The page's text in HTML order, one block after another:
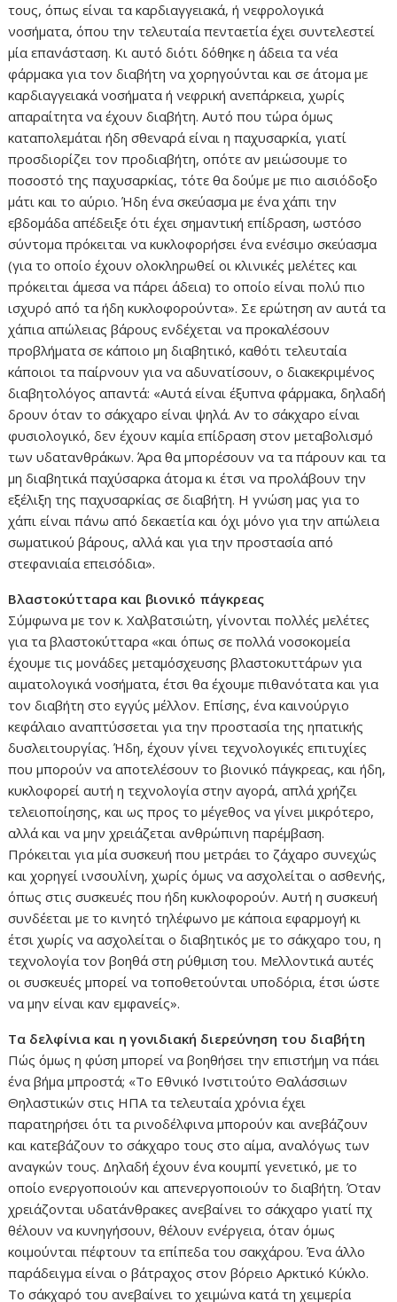
τους, όπως είναι τα καρδιαγγειακά, ή νεφρολογικά
νοσήματα, όπου την τελευταία πενταετία έχει συντελεστεί
μία επανάσταση. Κι αυτό διότι δόθηκε η άδεια τα νέα
φάρμακα για τον διαβήτη να χορηγούνται και σε άτομα με
καρδιαγγειακά νοσήματα ή νεφρική ανεπάρκεια, χωρίς
απαραίτητα να έχουν διαβήτη. Αυτό που τώρα όμως
καταπολεμάται ήδη σθεναρά είναι η παχυσαρκία, γιατί
προσδιορίζει τον προδιαβήτη, οπότε αν μειώσουμε το
ποσοστό της παχυσαρκίας, τότε θα δούμε με πιο αισιόδοξο
μάτι και το αύριο. Ήδη ένα σκεύασμα με ένα χάπι την
εβδομάδα απέδειξε ότι έχει σημαντική επίδραση, ωστόσο
σύντομα πρόκειται να κυκλοφορήσει ένα ενέσιμο σκεύασμα
(για το οποίο έχουν ολοκληρωθεί οι κλινικές μελέτες και
πρόκειται άμεσα να πάρει άδεια) το οποίο είναι πολύ πιο
ισχυρό από τα ήδη κυκλοφορούντα». Σε ερώτηση αν αυτά τα
χάπια απώλειας βάρους ενδέχεται να προκαλέσουν
προβλήματα σε κάποιο μη διαβητικό, καθότι τελευταία
κάποιοι τα παίρνουν για να αδυνατίσουν, ο διακεκριμένος
διαβητολόγος απαντά: «Αυτά είναι έξυπνα φάρμακα, δηλαδή
δρουν όταν το σάκχαρο είναι ψηλά. Αν το σάκχαρο είναι
φυσιολογικό, δεν έχουν καμία επίδραση στον μεταβολισμό
των υδατανθράκων. Άρα θα μπορέσουν να τα πάρουν και τα
μη διαβητικά παχύσαρκα άτομα κι έτσι να προλάβουν την
εξέλιξη της παχυσαρκίας σε διαβήτη. Η γνώση μας για το
χάπι είναι πάνω από δεκαετία και όχι μόνο για την απώλεια
σωματικού βάρους, αλλά και για την προστασία από
στεφανιαία επεισόδια».
Βλαστοκύτταρα και βιονικό πάγκρεας
Σύμφωνα με τον κ. Χαλβατσιώτη, γίνονται πολλές μελέτες
για τα βλαστοκύτταρα «και όπως σε πολλά νοσοκομεία
έχουμε τις μονάδες μεταμόσχευσης βλαστοκυττάρων για
αιματολογικά νοσήματα, έτσι θα έχουμε πιθανότατα και για
τον διαβήτη στο εγγύς μέλλον. Επίσης, ένα καινούργιο
κεφάλαιο αναπτύσσεται για την προστασία της ηπατικής
δυσλειτουργίας. Ήδη, έχουν γίνει τεχνολογικές επιτυχίες
που μπορούν να αποτελέσουν το βιονικό πάγκρεας, και ήδη,
κυκλοφορεί αυτή η τεχνολογία στην αγορά, απλά χρήζει
τελειοποίησης, και ως προς το μέγεθος να γίνει μικρότερο,
αλλά και να μην χρειάζεται ανθρώπινη παρέμβαση.
Πρόκειται για μία συσκευή που μετράει το ζάχαρο συνεχώς
και χορηγεί ινσουλίνη, χωρίς όμως να ασχολείται ο ασθενής,
όπως στις συσκευές που ήδη κυκλοφορούν. Αυτή η συσκευή
συνδέεται με το κινητό τηλέφωνο με κάποια εφαρμογή κι
έτσι χωρίς να ασχολείται ο διαβητικός με το σάκχαρο του, η
τεχνολογία τον βοηθά στη ρύθμιση του. Μελλοντικά αυτές
οι συσκευές μπορεί να τοποθετούνται υποδόρια, έτσι ώστε
να μην είναι καν εμφανείς».
Τα δελφίνια και η γονιδιακή διερεύνηση του διαβήτη
Πώς όμως η φύση μπορεί να βοηθήσει την επιστήμη να πάει
ένα βήμα μπροστά; «Το Εθνικό Ινστιτούτο Θαλάσσιων
Θηλαστικών στις ΗΠΑ τα τελευταία χρόνια έχει
παρατηρήσει ότι τα ρινοδέλφινα μπορούν και ανεβάζουν
και κατεβάζουν το σάκχαρο τους στο αίμα, αναλόγως των
αναγκών τους. Δηλαδή έχουν ένα κουμπί γενετικό, με το
οποίο ενεργοποιούν και απενεργοποιούν το διαβήτη. Όταν
χρειάζονται υδατάνθρακες ανεβαίνει το σάκχαρο γιατί πχ
θέλουν να κυνηγήσουν, θέλουν ενέργεια, όταν όμως
κοιμούνται πέφτουν τα επίπεδα του σακχάρου. Ένα άλλο
παράδειγμα είναι ο βάτραχος στον βόρειο Αρκτικό Κύκλο.
Το σάκχαρό του ανεβαίνει το χειμώνα κατά τη χειμερία